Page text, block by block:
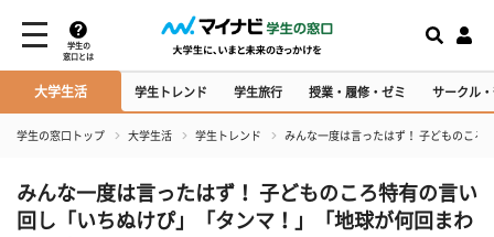
学生の
窓口とは
大学生活 学生トレンド 学生旅行 授業・履修・ゼミ サークル
学生の窓口トップ 大学生活 学生トレンド みんな一度は言ったはず！ 子どものころ
みんな一度は言ったはず！ 子どものころ特有の言い
回し「いちぬけぴ」「タンマ！」「地球が何回まわ